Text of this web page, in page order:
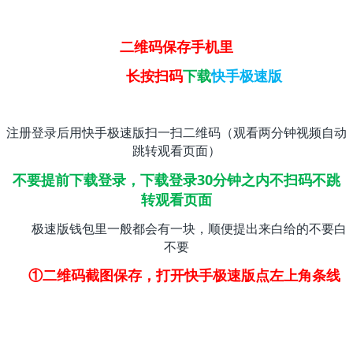
二维码保存手机里
长按扫码下载快手极速版
注册登录后用快手极速版扫一扫二维码（观看两分钟视频自动
跳转观看页面）
不要提前下载登录，下载登录30分钟之内不扫码不跳
转观看页面
极速版钱包里一般都会有一块，顺便提出来白给的不要白
不要
①二维码截图保存，打开快手极速版点左上角条线